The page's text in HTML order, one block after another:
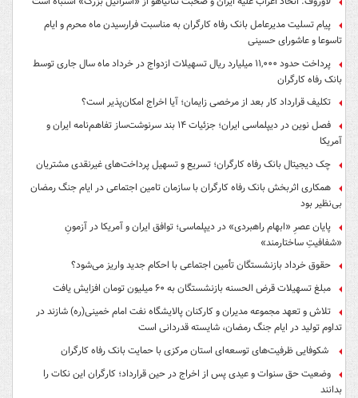
پیام تسلیت مدیرعامل بانک رفاه کارگران به مناسبت فرارسیدن ماه محرم و ایام
تاسوعا و عاشورای حسینی
پرداخت حدود ۱۱,۰۰۰ میلیارد ریال تسهیلات ازدواج در خرداد ماه سال جاری توسط
بانک رفاه کارگران
تکلیف قرارداد کار بعد از مرخصی زایمان؛ آیا اخراج امکان‌پذیر است؟
فصل نوین در دیپلماسی ایران؛ جزئیات ۱۴ بند سرنوشت‌ساز تفاهم‌نامه ایران و
آمریکا
چک دیجیتال بانک رفاه کارگران؛ تسریع و تسهیل پرداخت‌های غیرنقدی مشتریان
همکاری اثربخش بانک رفاه کارگران با سازمان تامین اجتماعی در ایام جنگ رمضان
بی‌نظیر بود
پایان عصرِ «ابهام راهبردی» در دیپلماسی؛ توافق ایران و آمریکا در آزمونِ
«شفافیتِ ساختارمند»
حقوق خرداد بازنشستگان تأمین اجتماعی با احکام جدید واریز می‌شود؟
مبلغ تسهیلات قرض الحسنه بازنشستگان به ۶۰ میلیون تومان افزایش یافت
تلاش و تعهد مجموعه مدیران و کارکنان پالایشگاه نفت امام خمینی(ره) شازند در
تداوم تولید در ایام جنگ رمضان، شایسته قدردانی است
شکوفایی ظرفیت‌های توسعه‌ای استان مرکزی با حمایت بانک رفاه کارگران
وضعیت حق سنوات و عیدی پس از اخراج در حین قرارداد؛ کارگران این نکات را
بدانند